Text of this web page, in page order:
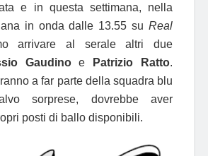
e in questa settimana, nella
in onda dalle 13.55 su Real
arrivare al serale altri due
Gaudinoe Patrizio Ratto.
a far parte della squadra blu
sorprese, dovrebbe aver
posti di ballo disponibili.